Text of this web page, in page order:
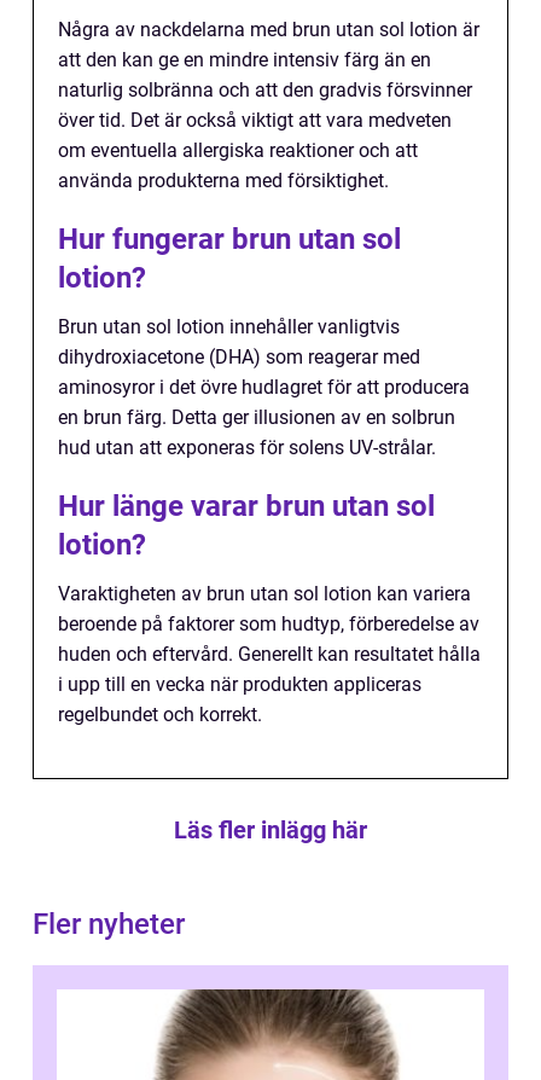
Några av nackdelarna med brun utan sol lotion är
att den kan ge en mindre intensiv färg än en
naturlig solbränna och att den gradvis försvinner
över tid. Det är också viktigt att vara medveten
om eventuella allergiska reaktioner och att
använda produkterna med försiktighet.
Hur fungerar brun utan sol
lotion?
Brun utan sol lotion innehåller vanligtvis
dihydroxiacetone (DHA) som reagerar med
aminosyror i det övre hudlagret för att producera
en brun färg. Detta ger illusionen av en solbrun
hud utan att exponeras för solens UV-strålar.
Hur länge varar brun utan sol
lotion?
Varaktigheten av brun utan sol lotion kan variera
beroende på faktorer som hudtyp, förberedelse av
huden och eftervård. Generellt kan resultatet hålla
i upp till en vecka när produkten appliceras
regelbundet och korrekt.
Läs fler inlägg här
Fler nyheter